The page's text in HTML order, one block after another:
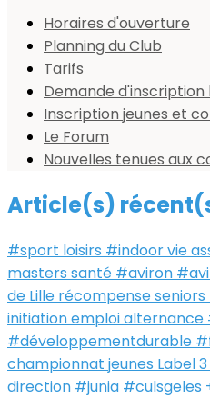
Horaires d'ouverture
Planning du Club
Tarifs
Demande d'inscription
Inscription jeunes et
Le Forum
Nouvelles tenues aux
Article(s)
#sport loisirs #indoorvie
masters santé #aviron
de Lille récompenseseniors
initiationemploialternance
#développementdurable
championnat jeunes Label
direction #junia #culsgeles